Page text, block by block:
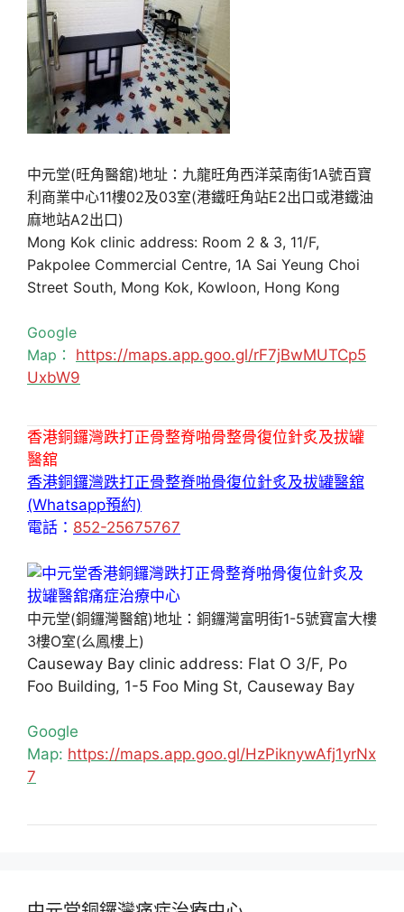
中元堂(旺角醫舘)地址：九龍旺角西洋菜南街1A號百寶
利商業中心11樓02及03室(港鐵旺角站E2出口或港鐵油
麻地站A2出口)
Mong Kok clinic address: Room 2 & 3, 11/F,
Pakpolee Commercial Centre, 1A Sai Yeung Choi
Street South, Mong Kok, Kowloon, Hong Kong
Google
Map： https://maps.app.goo.gl/rF7jBwMUTCp5
UxbW9
香港銅鑼灣跌打正骨整脊啪骨整骨復位針炙及拔罐
醫舘
香港銅鑼灣跌打正骨整脊啪骨復位針炙及拔罐醫舘
(Whatsapp預約)
電話： 852-25675767
中元堂(銅鑼灣醫舘)地址：銅鑼灣富明街1-5號寶富大樓
3樓O室(么鳳樓上)
Causeway Bay clinic address: Flat O 3/F, Po
Foo Building, 1-5 Foo Ming St, Causeway Bay
Google
Map: https://maps.app.goo.gl/HzPiknywAfj1yrNx
7